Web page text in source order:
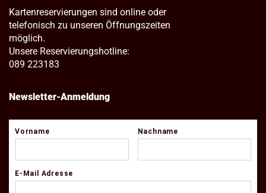
Kartenreservierungen sind online oder
telefonisch zu unseren Öffnungszeiten
möglich.
Unsere Reservierungshotline:
089 223183
Newsletter-Anmeldung